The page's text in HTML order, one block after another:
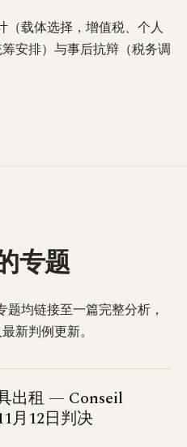
（载体选择，增值税、个人
安排）与事后抗辩（税务调
专题
均链接至一篇完整分析，
新判例更新。
出租 — Conseil
月12日判决